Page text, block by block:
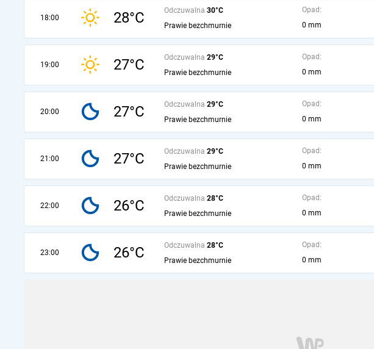
18:00 28°C Odczuwalna 30°C
Prawie bezchmurnie
Opad:
0 mm
19:00 27°C Odczuwalna 29°C
Prawie bezchmurnie
Opad:
0 mm
20:00 27°C Odczuwalna 29°C
Prawie bezchmurnie
Opad:
0 mm
21:00 27°C Odczuwalna 29°C
Prawie bezchmurnie
Opad:
0 mm
22:00 26°C Odczuwalna 28°C
Prawie bezchmurnie
Opad:
0 mm
23:00 26°C Odczuwalna 28°C
Prawie bezchmurnie
Opad:
0 mm